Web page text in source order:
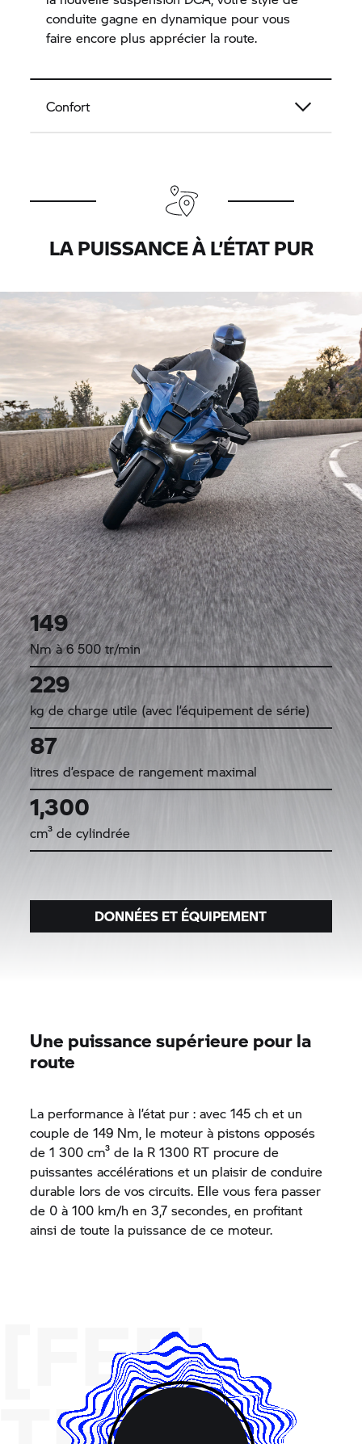
conduite gagne en dynamique pour vous
faire encore plus apprécier la route.
Confort
LA PUISSANCE À L’ÉTAT PUR
149
Nm à 6 500 tr/min
229
kg de charge utile (avec l’équipement de série)
87
litres d’espace de rangement maximal
1,300
cm³ de cylindrée
DONNÉES ET ÉQUIPEMENT
Une puissance supérieure pour la
route
La performance à l’état pur : avec 145 ch et un
couple de 149 Nm, le moteur à pistons opposés
de 1 300 cm³ de la R 1300 RT procure de
puissantes accélérations et un plaisir de conduire
durable lors de vos circuits. Elle vous fera passer
de 0 à 100 km/h en 3,7 secondes, en profitant
ainsi de toute la puissance de ce moteur.
[FEEL